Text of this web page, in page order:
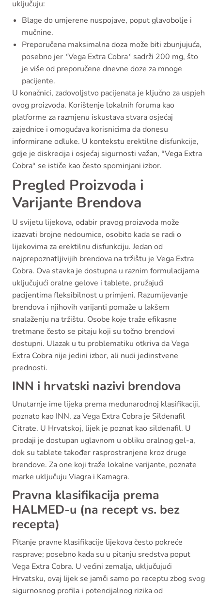
uključuju:
Blage do umjerene nuspojave, poput glavobolje i
mučnine.
Preporučena maksimalna doza može biti zbunjujuća,
posebno jer *Vega Extra Cobra* sadrži 200 mg, što
je više od preporučene dnevne doze za mnoge
pacijente.
U konačnici, zadovoljstvo pacijenata je ključno za uspjeh
ovog proizvoda. Korištenje lokalnih foruma kao
platforme za razmjenu iskustava stvara osjećaj
zajednice i omogućava korisnicima da donesu
informirane odluke. U kontekstu erektilne disfunkcije,
gdje je diskrecija i osjećaj sigurnosti važan, *Vega Extra
Cobra* se ističe kao često spominjani izbor.
Pregled Proizvoda i
Varijante Brendova
U svijetu lijekova, odabir pravog proizvoda može
izazvati brojne nedoumice, osobito kada se radi o
lijekovima za erektilnu disfunkciju. Jedan od
najprepoznatljivijih brendova na tržištu je Vega Extra
Cobra. Ova stavka je dostupna u raznim formulacijama
uključujući oralne gelove i tablete, pružajući
pacijentima fleksibilnost u primjeni. Razumijevanje
brendova i njihovih varijanti pomaže u lakšem
snalaženju na tržištu. Osobe koje traže efikasne
tretmane često se pitaju koji su točno brendovi
dostupni. Ulazak u tu problematiku otkriva da Vega
Extra Cobra nije jedini izbor, ali nudi jedinstvene
prednosti.
INN i hrvatski nazivi brendova
Unutarnje ime lijeka prema međunarodnoj klasifikaciji,
poznato kao INN, za Vega Extra Cobra je Sildenafil
Citrate. U Hrvatskoj, lijek je poznat kao sildenafil. U
prodaji je dostupan uglavnom u obliku oralnog gel-a,
dok su tablete također rasprostranjene kroz druge
brendove. Za one koji traže lokalne varijante, poznate
marke uključuju Viagra i Kamagra.
Pravna klasifikacija prema
HALMED-u (na recept vs. bez
recepta)
Pitanje pravne klasifikacije lijekova često pokreće
rasprave; posebno kada su u pitanju sredstva poput
Vega Extra Cobra. U većini zemalja, uključujući
Hrvatsku, ovaj lijek se jamči samo po receptu zbog svog
sigurnosnog profila i potencijalnog rizika od